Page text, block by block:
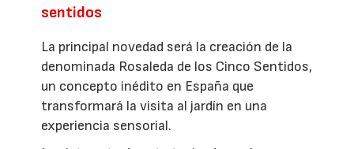
sentidos
La principal novedad será la creación de la
denominada Rosaleda de los Cinco Sentidos,
un concepto inédito en España que
transformará la visita al jardín en una
experiencia sensorial.